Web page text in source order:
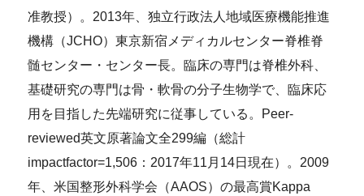
准教授）。2013年、独立行政法人地域医療機能推進
機構（JCHO）東京新宿メディカルセンター脊椎脊
髄センター・センター長。臨床の専門は脊椎外科、
基礎研究の専門は骨・軟骨の分子生物学で、臨床応
用を目指した先端研究に従事している。Peer-
reviewed英文原著論文全299編（総計
impactfactor=1,506：2017年11月14日現在）。2009
年、米国整形外科学会（AAOS）の最高賞Kappa